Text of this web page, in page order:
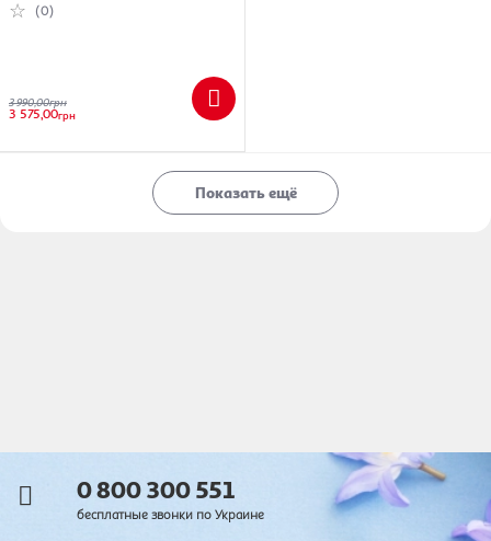
(0)
3 990,00грн
3 575,00грн
Показать ещё
0 800 300 551
бесплатные звонки по Украине